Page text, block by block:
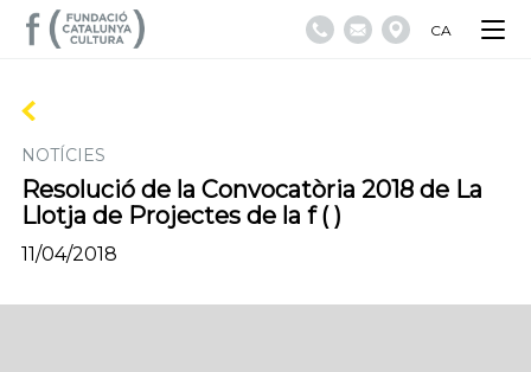
CA
NOTÍCIES
Resolució de la Convocatòria 2018 de La
Llotja de Projectes de la f ( )
11/04/2018